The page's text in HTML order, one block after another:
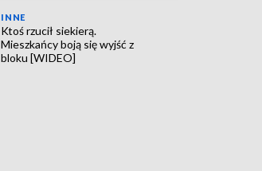
INNE
Ktoś rzucił siekierą.
Mieszkańcy boją się wyjść z
bloku [WIDEO]